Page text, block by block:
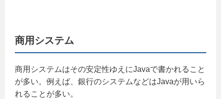
商用システム
商用システムはその安定性ゆえにJavaで書かれること
が多い。例えば、銀行のシステムなどはJavaが用いら
れることが多い。